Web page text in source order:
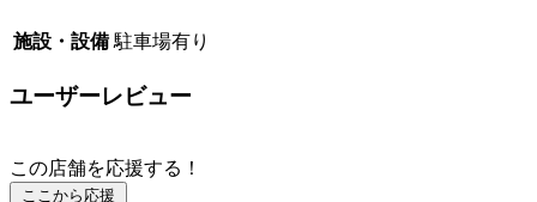
施設・設備 駐車場有り
ユーザーレビュー
この店舗を応援する！
ここから応援